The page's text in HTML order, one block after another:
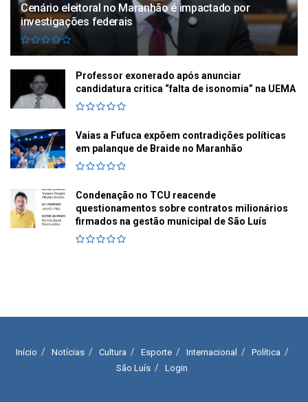
Cenário eleitoral no Maranhão é impactado por
investigações federais
Professor exonerado após anunciar
candidatura critica “falta de isonomia” na UEMA
Vaias a Fufuca expõem contradições políticas
em palanque de Braide no Maranhão
Condenação no TCU reacende
questionamentos sobre contratos milionários
firmados na gestão municipal de São Luís
Início Notícias Cultura Esporte Internacional
Política
São Luís
Login